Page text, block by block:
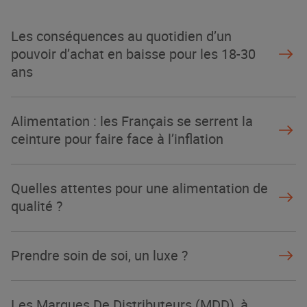
NOTRE MODÈLE
Les conséquences au quotidien d’un
pouvoir d’achat en baisse pour les 18-30
ans
Alimentation : les Français se serrent la
ceinture pour faire face à l’inflation
Quelles attentes pour une alimentation de
qualité ?
Prendre soin de soi, un luxe ?